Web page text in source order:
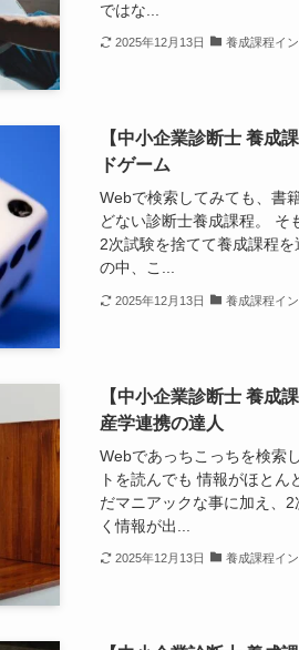
ではな...
2025年12月13日 養成課程イ
【中小企業診断士 養成
ドゲーム
Webで検索してみても、書
どない診断士養成課程。 そ
2次試験を捨てて養成課程
の中、こ...
2025年12月13日 養成課程イ
【中小企業診断士 養成
産学連携の達人
Webであっちこっちを検索
トを読んでも 情報がほと
だマニアックな事に加え、
く情報が出...
2025年12月13日 養成課程イ